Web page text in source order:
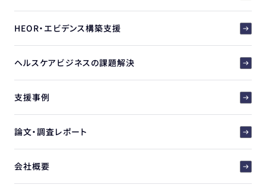
HEOR・エビデンス構築支援
ヘルスケアビジネスの課題解決
支援事例
論文・調査レポート
会社概要